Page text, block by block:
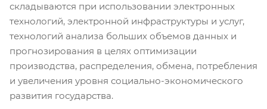
складываются при использовании электронных
технологий, электронной инфраструктуры и услуг,
технологий анализа больших объемов данных и
прогнозирования в целях оптимизации
производства, распределения, обмена, потребления
и увеличения уровня социально-экономического
развития государства.